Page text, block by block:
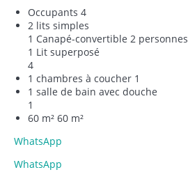
Occupants 4
2 lits simples
1 Canapé-convertible 2 personnes
1 Lit superposé
4
1 chambres à coucher 1
1 salle de bain avec douche
1
60 m² 60 m²
WhatsApp
WhatsApp